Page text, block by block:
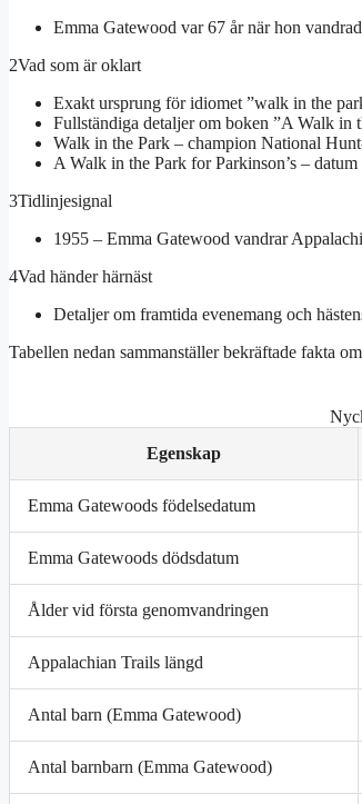
Emma Gatewood var 67 år när hon
2Vad som är oklart
Exakt ursprung för idiomet ”walk in the
Fullständiga detaljer om boken ”A Walk in
Walk in the Park – champion National
A Walk in the Park for Parkinson’s –
3Tidlinjesignal
1955 – Emma Gatewood vandrar
4Vad händer härnäst
Detaljer om framtida evenemang och
Tabellen nedan sammanställer bekräftade fakta
Egenskap
Emma Gatewoods födelsedatum
Emma Gatewoods dödsdatum
Ålder vid första genomvandringen
Appalachian Trails längd
Antal barn (Emma Gatewood)
Antal barnbarn (Emma Gatewood)